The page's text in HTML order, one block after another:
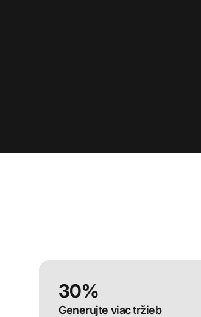
30%
Generujte viac tržieb